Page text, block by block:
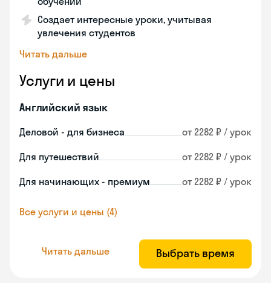
Создает интересные уроки, учитывая
увлечения студентов
Читать дальше
Услуги и цены
Английский язык
Деловой - для бизнеса от 2282 ₽ / урок
Для путешествий от 2282 ₽ / урок
Для начинающих - премиум от 2282 ₽ / урок
Все услуги и цены (4)
Читать дальше Выбрать время